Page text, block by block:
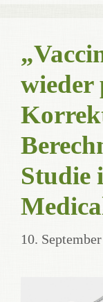
wieder
Studie
10.